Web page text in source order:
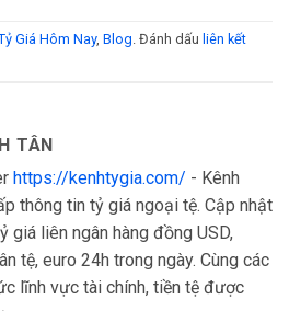
Giá Hôm Nay, Blog . Đánh dấu liên kết
TÂN
https://kenhtygia.com/ - Kênh
thông tin tỷ giá ngoại tệ. Cập nhật
giá liên ngân hàng đồng USD,
tệ, euro 24h trong ngày. Cùng các
lĩnh vực tài chính, tiền tệ được